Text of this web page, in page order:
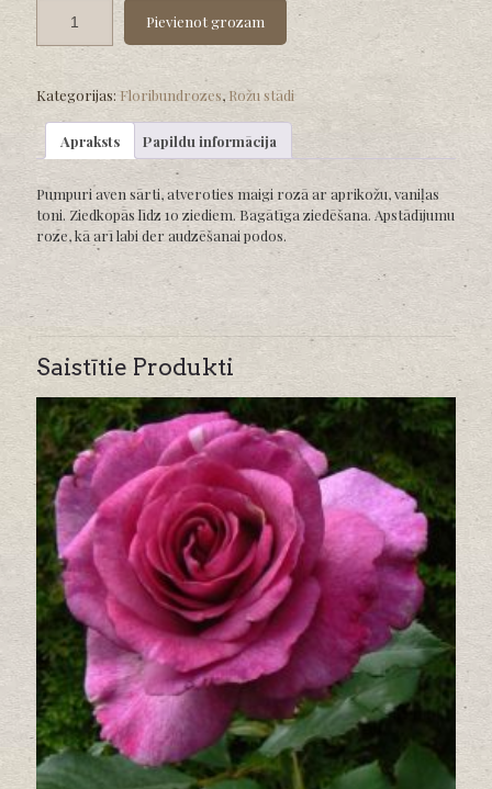
Pievienot grozam
Kategorijas: Floribundrozes, Rožu stādi
Apraksts Papildu informācija
Pumpuri aven sārti, atveroties maigi rozā ar aprikožu, vaniļas
toni. Ziedkopās līdz 10 ziediem. Bagātīga ziedēšana. Apstādījumu
roze, kā arī labi der audzēšanai podos.
Saistītie Produkti